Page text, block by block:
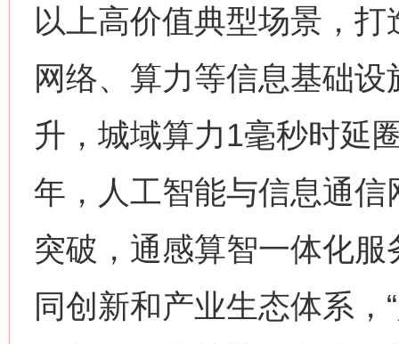
以上高价值典型场景，
网络、算力等信息基础
升，城域算力1毫秒时延
年，人工智能与信息通
突破，通感算智一体化
同创新和产业生态体系，